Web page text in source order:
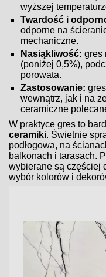
wyższej
Twardość i
odporne na
mechaniczne.
Nasiąkliwość: gres
(poniżej 0,5%),
porowata.
Zastosowanie:
wewnątrz, jak i na
ceramiczne
W praktyce gres to
ceramiki. Świetnie
podłogowa, na
balkonach i tarasach.
wybierane są częściej
wybór kolorów i